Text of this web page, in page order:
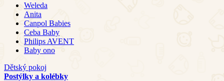
Weleda
Anita
Canpol Babies
Ceba Baby
Philips AVENT
Baby ono
Dětský pokoj
Postýlky a kolébky